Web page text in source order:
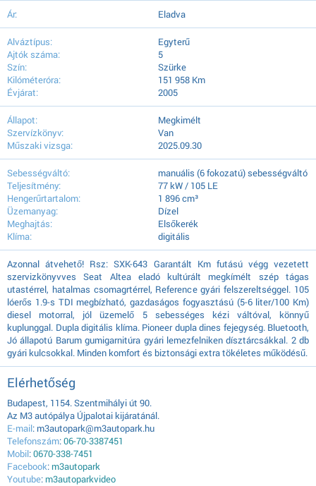
Ár: Eladva
Alváztípus:
Egyterű
Ajtók száma:
5
Szín:
Szürke
Kilóméteróra:
151 958 Km
Évjárat:
2005
Állapot:
Megkimélt
Szervízkönyv:
Van
Műszaki vizsga:
2025.09.30
Sebességváltó:
manuális (6 fokozatú) sebességváltó
Teljesítmény:
77 kW / 105 LE
Hengerűrtartalom:
1 896 cm³
Üzemanyag:
Dízel
Meghajtás:
Elsőkerék
Klíma:
digitális
Azonnal átvehető! Rsz: SXK-643 Garantált Km futású végg vezetett
szervizkönyvves Seat Altea eladó kultúrált megkímélt szép tágas
utastérrel, hatalmas csomagrtérrel, Reference gyári felszereltséggel. 105
lóerős 1.9-s TDI megbízható, gazdaságos fogyasztású (5-6 liter/100 Km)
diesel motorral, jól üzemelő 5 sebességes kézi váltóval, könnyű
kuplunggal. Dupla digitális klíma. Pioneer dupla dines fejegység. Bluetooth,
Jó állapotú Barum gumigarnitúra gyári lemezfelniken dísztárcsákkal. 2 db
gyári kulcsokkal. Minden komfort és biztonsági extra tökéletes működésű.
Elérhetőség
Budapest, 1154. Szentmihályi út 90.
Az M3 autópálya Újpalotai kijáratánál.
E-mail: m3autopark@m3autopark.hu
Telefonszám:06-70-3387451
Mobil:0670-338-7451
Facebook: m3autopark
Youtube: m3autoparkvideo